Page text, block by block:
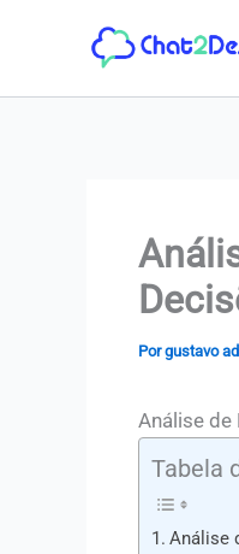
Porgustavo
Análise de
Tabela
Análise